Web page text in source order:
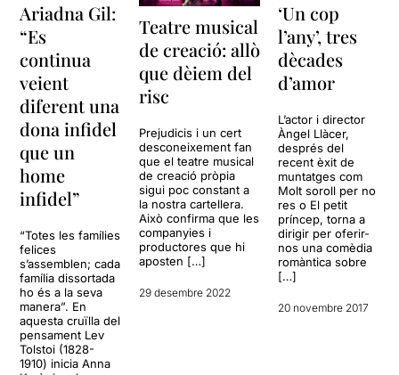
Ariadna Gil:
“Es
continua
veient
diferent una
dona infidel
que un
home
infidel”
“Totes les famílies
felices
s’assemblen; cada
família dissortada
ho és a la seva
manera”. En
aquesta cruïlla del
pensament Lev
Tolstoi (1828-
1910) inicia Anna
Teatre musical
de creació: allò
que dèiem del
risc
Prejudicis i un cert
desconeixement fan
que el teatre musical
de creació pròpia
sigui poc constant a
la nostra cartellera.
Això confirma que les
companyies i
productores que hi
aposten […]
29 desembre 2022
‘Un cop
l’any’, tres
dècades
d’amor
L’actor i director
Àngel Llàcer,
després del
recent èxit de
muntatges com
Molt soroll per no
res o El petit
príncep, torna a
dirigir per oferir-
nos una comèdia
romàntica sobre
[…]
20 novembre 2017